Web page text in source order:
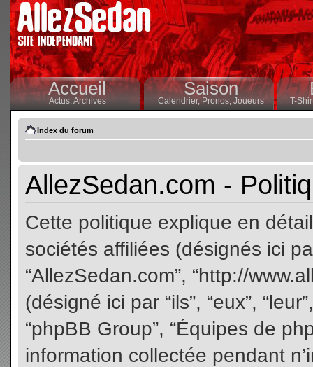
Accueil
Actus,Archives
Saison
Calendrier,Pronos, Joueurs T-
Index du forum
AllezSedan.com -
Cette politique explique en
sociétés affiliées (désignés ici
“AllezSedan.com”, “http://
(désigné ici par “ils”, “eux”,
“phpBB Group”, “Équipes de
information collectée pendant